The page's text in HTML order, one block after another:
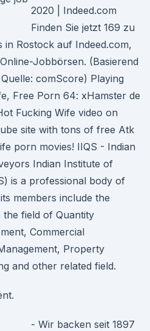
2020 | Indeed.com
Finden Sie jetzt 169 zu
in Rostock auf Indeed.com,
Jobbörsen. (Basierend
comScore) Playing
Free Porn 64: xHamster de
Fucking Wife video on
site with tons of free Atk
porn movies! IIQS - Indian
Indian Institute of
is a professional body of
members include the
field of Quantity
Commercial
Property
and other related field.
- Wir backen seit 1897